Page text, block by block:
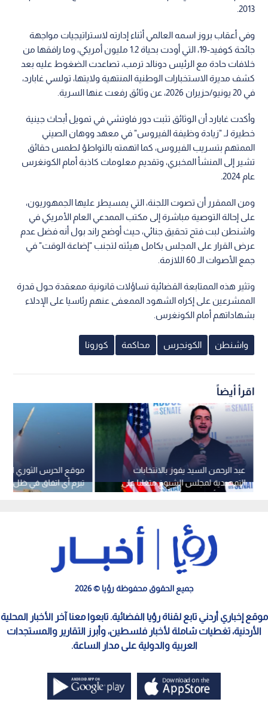
2013.
وفي أعقاب بروز اسمه العالمي أثناء إدارته لاستراتيجيات مواجهة
جائحة كوفيد-19، التي أودت بحياة 1.2 مليون أمريكي، وما رافقها من
خلافات حادة مع الرئيس دونالد ترمب، تصاعدت الضغوط عليه بعد
كشف مديرة الاستخبارات الوطنية المنتهية ولايتها، تولسي غابارد،
في 20 يونيو/حزيران 2026، عن وثائق رفعت عنها السرية.
وأكدت غابارد أن الوثائق تثبت دور فاوتشي في تمويل أبحاث جينية
خطيرة لـ "زيادة وظيفة الفيروس" في معهد ووهان الصيني
الممتهم بتسريب الفيروس، كما اتهمته بالتواطؤ لطمس حقائق
تشير إلى المنشأ المخبري، وتقديم معلومات كاذبة أمام الكونغرس
عام 2024.
ومن الممقرر أن تصوت اللجنة، التي يمسيطر عليها الجمهوريون،
على إحالة التوصية مباشرة إلى مكتب الممدعي العام الأمريكي في
واشنطن لبت فتح تحقيق جنائي، حيث أوضح راند بول أنه فضل عدم
عرض القرار على المجلس بكامل هيئته لتجنب "إضاعة الوقت" في
جمع الأصوات الـ 60 اللازمة.
وتثير هذه الممتابعة القضائية تساؤلات قانونية ممعقدة حول قدرة
الممشرعين على إكراه الشهود الممعفى عنهم رئاسيا على الإدلاء
بشهاداتهم أمام الكونغرس.
واشنطن الكونجرس محاكمة كورونا
اقرأ أيضاً
موقع الحرس الثوري
تبرم أي اتفاق في ظل
الأمريكية
عبد الرحمن السيد يفوز بالانتخابات
التمهيدية لمجلس الشيوخ متغلبا على
مرشحة "أيباك"
جميع الحقوق محفوظة رؤيا © 2026
موقع إخباري أردني تابع لقناة رؤيا الفضائية. تابعوا معنا آخر الأخبار المحلية
الأردنية، تغطيات شاملة لأخبار فلسطين، وأبرز التقارير والمستجدات
العربية والدولية على مدار الساعة.